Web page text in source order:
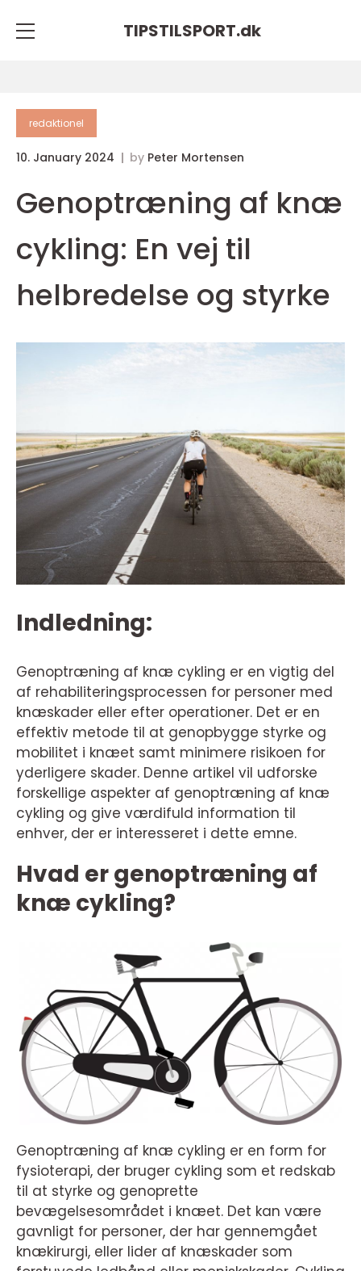
TIPSTILSPORT.dk
redaktionel
10. January 2024 by Peter Mortensen
Genoptræning af knæ
cykling: En vej til
helbredelse og styrke
Indledning:
Genoptræning af knæ cykling er en vigtig del
af rehabiliteringsprocessen for personer med
knæskader eller efter operationer. Det er en
effektiv metode til at genopbygge styrke og
mobilitet i knæet samt minimere risikoen for
yderligere skader. Denne artikel vil udforske
forskellige aspekter af genoptræning af knæ
cykling og give værdifuld information til
enhver, der er interesseret i dette emne.
Hvad er genoptræning af
knæ cykling?
Genoptræning af knæ cykling er en form for
fysioterapi, der bruger cykling som et redskab
til at styrke og genoprette
bevægelsesområdet i knæet. Det kan være
gavnligt for personer, der har gennemgået
knækirurgi, eller lider af knæskader som